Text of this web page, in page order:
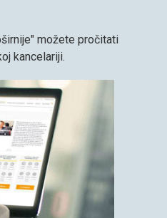
možete pročitati
kancelariji.